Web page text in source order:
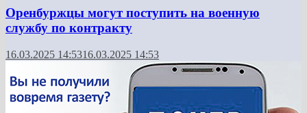
Оренбуржцы могут поступить на военную
службу по контракту
16.03.2025 14:5316.03.2025 14:53